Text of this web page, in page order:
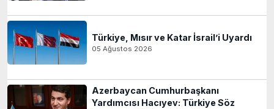
Türkiye, Mısır ve Katar İsrail’i Uyardı
05 Ağustos 2026
Azerbaycan Cumhurbaşkanı
Yardımcısı Hacıyev: Türkiye Söz